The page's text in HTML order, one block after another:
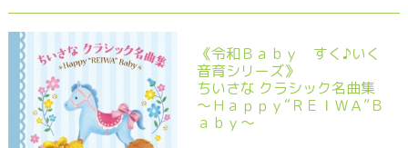
《令和Ｂａｂｙ すく♪いく
音育シリーズ》
ちいさな クラシック名曲集
～Ｈａｐｐｙ“ＲＥＩＷＡ”Ｂ
ａｂｙ～